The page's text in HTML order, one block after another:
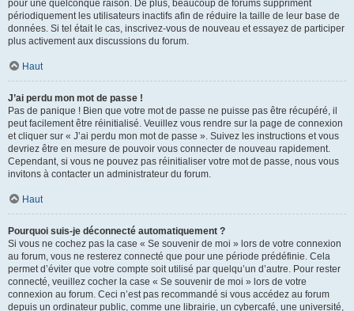
pour une quelconque raison. De plus, beaucoup de forums suppriment
périodiquement les utilisateurs inactifs afin de réduire la taille de leur base de
données. Si tel était le cas, inscrivez-vous de nouveau et essayez de participer
plus activement aux discussions du forum.
Haut
J’ai perdu mon mot de passe !
Pas de panique ! Bien que votre mot de passe ne puisse pas être récupéré, il
peut facilement être réinitialisé. Veuillez vous rendre sur la page de connexion
et cliquer sur « J’ai perdu mon mot de passe ». Suivez les instructions et vous
devriez être en mesure de pouvoir vous connecter de nouveau rapidement.
Cependant, si vous ne pouvez pas réinitialiser votre mot de passe, nous vous
invitons à contacter un administrateur du forum.
Haut
Pourquoi suis-je déconnecté automatiquement ?
Si vous ne cochez pas la case « Se souvenir de moi » lors de votre connexion
au forum, vous ne resterez connecté que pour une période prédéfinie. Cela
permet d’éviter que votre compte soit utilisé par quelqu’un d’autre. Pour rester
connecté, veuillez cocher la case « Se souvenir de moi » lors de votre
connexion au forum. Ceci n’est pas recommandé si vous accédez au forum
depuis un ordinateur public, comme une librairie, un cybercafé, une université,